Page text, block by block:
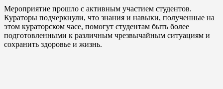
Мероприятие прошло с активным участием студентов.
Кураторы подчеркнули, что знания и навыки, полученные на
этом кураторском часе, помогут студентам быть более
подготовленными к различным чрезвычайным ситуациям и
сохранить здоровье и жизнь.